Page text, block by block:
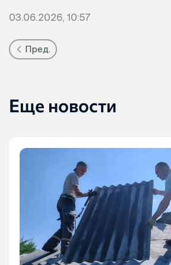
03.06.2026, 10:57
Пред.
Еще новости